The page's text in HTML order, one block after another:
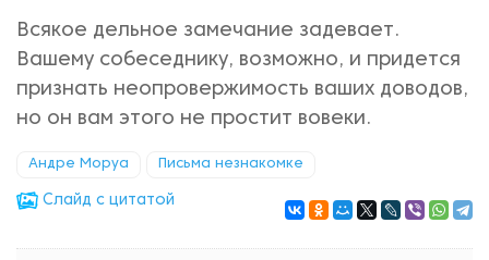
Всякое дельное замечание задевает.
Вашему собеседнику, возможно, и придется
признать неопровержимость ваших доводов,
но он вам этого не простит вовеки.
Андре Моруа Письма незнакомке
Cлайд с цитатой